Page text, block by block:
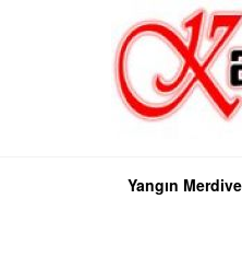
Yangın